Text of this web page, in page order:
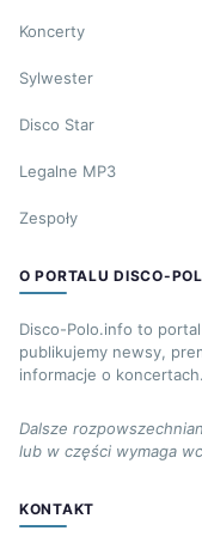
Koncerty
Sylwester
Disco Star
Legalne MP3
Zespoły
O PORTALU DISCO-
Disco-Polo.info to
publikujemy newsy,
informacje o koncertach.
Dalsze
lub w części wymaga
KONTAKT